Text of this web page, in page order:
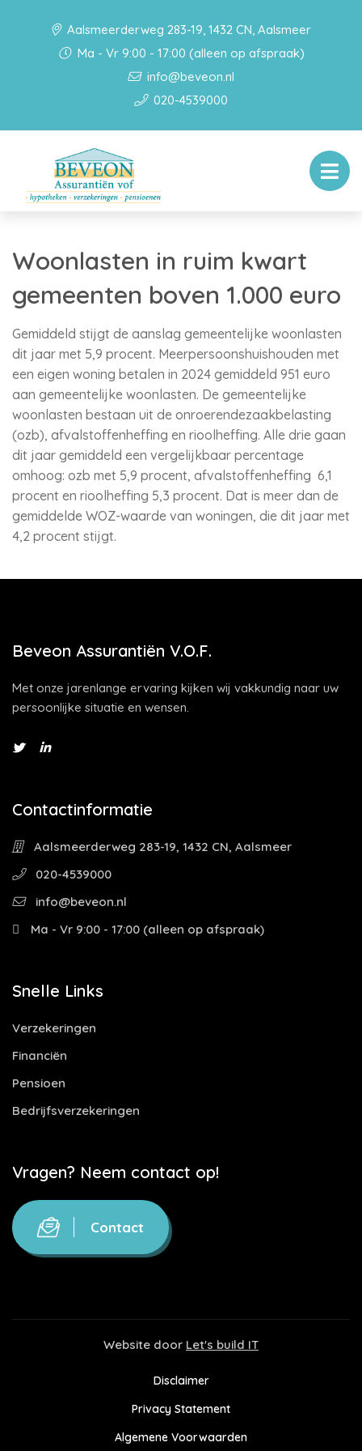
Aalsmeerderweg 283-19, 1432 CN, Aalsmeer
Ma - Vr 9:00 - 17:00 (alleen op afspraak)
info@beveon.nl
020-4539000
Woonlasten in ruim kwart
gemeenten boven 1.000 euro
Gemiddeld stijgt de aanslag gemeentelijke woonlasten
dit jaar met 5,9 procent. Meerpersoonshuishouden met
een eigen woning betalen in 2024 gemiddeld 951 euro
aan gemeentelijke woonlasten. De gemeentelijke
woonlasten bestaan uit de onroerendezaakbelasting
(ozb), afvalstoffenheffing en rioolheffing. Alle drie gaan
dit jaar gemiddeld een vergelijkbaar percentage
omhoog: ozb met 5,9 procent, afvalstoffenheffing 6,1
procent en rioolheffing 5,3 procent. Dat is meer dan de
gemiddelde WOZ-waarde van woningen, die dit jaar met
4,2 procent stijgt.
Beveon Assurantiën V.O.F.
Met onze jarenlange ervaring kijken wij vakkundig naar uw
persoonlijke situatie en wensen.
Contactinformatie
Aalsmeerderweg 283-19, 1432 CN, Aalsmeer
020-4539000
info@beveon.nl
Ma - Vr 9:00 - 17:00 (alleen op afspraak)
Snelle Links
Verzekeringen
Financiën
Pensioen
Bedrijfsverzekeringen
Vragen? Neem contact op!
Contact
Website door Let's build IT
Disclaimer
Privacy Statement
Algemene Voorwaarden